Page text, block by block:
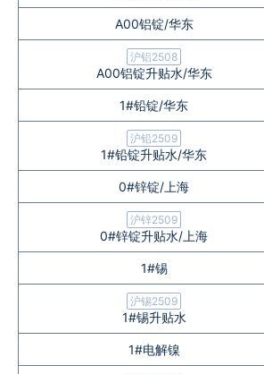
党建工作
《资源再生》杂志
行情报价
A00铝锭/华东
沪铝2508
A00铝锭升贴水/华东
1#铅锭/华东
沪铅2509
1#铅锭升贴水/华东
0#锌锭/上海
沪锌2509
0#锌锭升贴水/上海
1#锡
沪锡2509
1#锡升贴水
1#电解镍